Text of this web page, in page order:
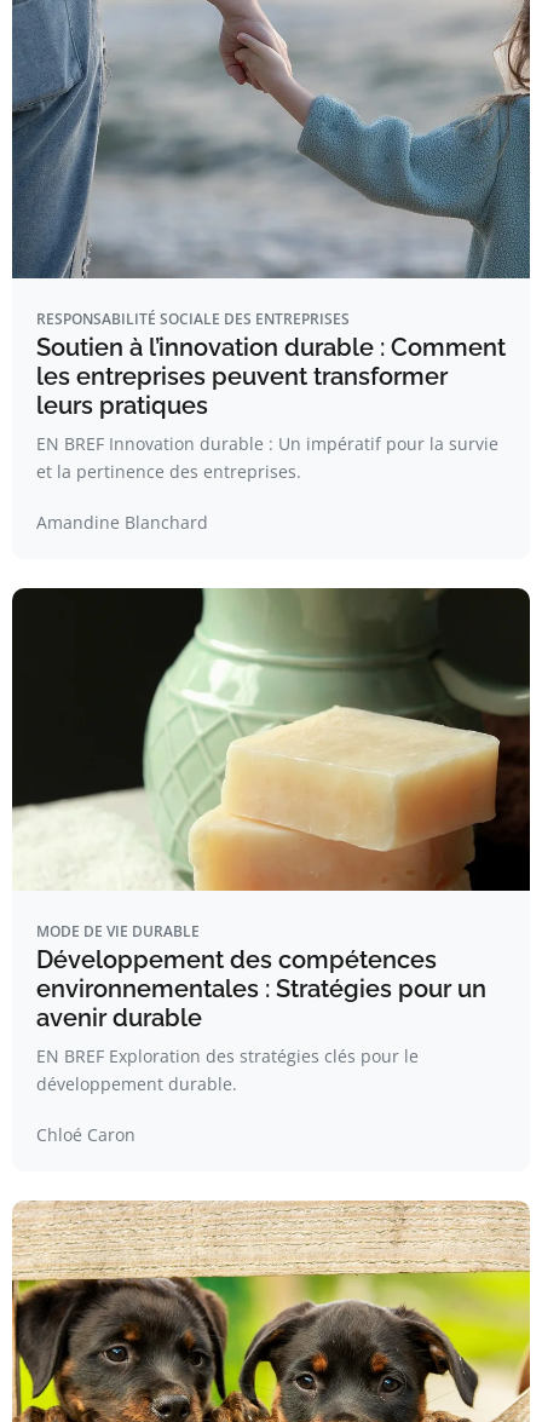
RESPONSABILITÉ SOCIALE DES ENTREPRISES
Soutien à l’innovation durable : Comment
les entreprises peuvent transformer
leurs pratiques
EN BREF Innovation durable : Un impératif pour la survie
et la pertinence des entreprises.
Amandine Blanchard
MODE DE VIE DURABLE
Développement des compétences
environnementales : Stratégies pour un
avenir durable
EN BREF Exploration des stratégies clés pour le
développement durable.
Chloé Caron